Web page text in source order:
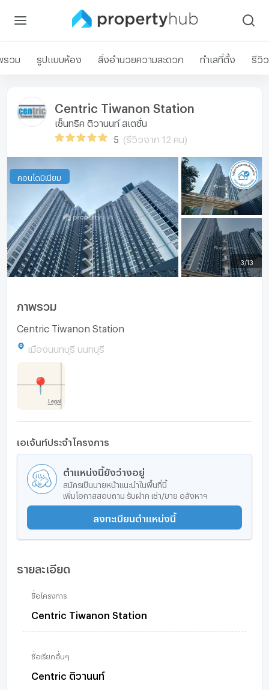
รวม รูปแบบห้อง สิ่งอำนวยความสะดวก ทำเลที่ตั้ง รีวิว
Centric Tiwanon Station
เซ็นทริค ติวานนท์ สเตชั่น
5 (รีวิวจาก 12 คน)
3/13
คอนโดมิเนียม
ภาพรวม
Centric Tiwanon Station
เมืองนนทบุรี นนทบุรี
เอเจ้นท์ประจำโครงการ
ตำแหน่งนี้ยังว่างอยู่
สมัครเป็นนายหน้าแนะนำในพื้นที่นี้
เพิ่มโอกาสสอบถาม รับฝาก เช่า/ขาย อสังหาฯ
ลงทะเบียนตำแหน่งนี้
รายละเอียด
ชื่อโครงการ
Centric Tiwanon Station
ชื่อเรียกอื่นๆ
Centric ติวานนท์